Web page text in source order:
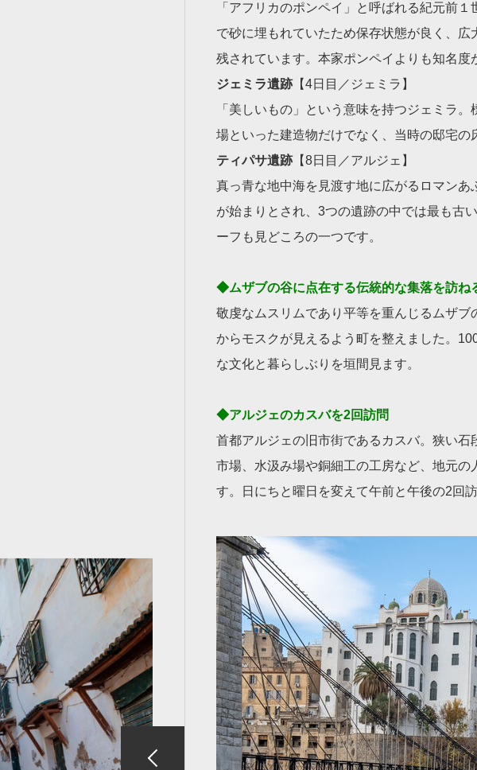
「アフリカのポンペイ」と呼ばれる紀元前
で砂に埋もれていたため保存状態が良く、
残されています。本家ポンペイよりも知名度
ジェミラ遺跡【4日目／ジェミラ】
「美しいもの」という意味を持つジェミラ
場といった建造物だけでなく、当時の邸宅の
ティパサ遺跡【8日目／アルジェ】
真っ青な地中海を見渡す地に広がるロマン
が始まりとされ、3つの遺跡の中では最も古
ーフも見どころの一つです。
◆ムザブの谷に点在する伝統的な集落を訪ね
敬虔なムスリムであり平等を重んじるムザ
からモスクが見えるよう町を整えました。
な文化と暮らしぶりを垣間見ます。
◆アルジェのカスバを2回訪問
首都アルジェの旧市街であるカスバ。狭い
市場、水汲み場や銅細工の工房など、地元
す。日にちと曜日を変えて午前と午後の2回